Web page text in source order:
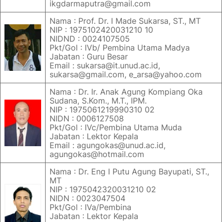
ikgdarmaputra@gmail.com
Nama : Prof. Dr. I Made Sukarsa, ST., MT
NIP : 1975102420031210 10
NIDND : 0024107505
Pkt/Gol : IVb/ Pembina Utama Madya
Jabatan : Guru Besar
Email : sukarsa@it.unud.ac.id,
sukarsa@gmail.com, e_arsa@yahoo.com
Nama : Dr. Ir. Anak Agung Kompiang Oka
Sudana, S.Kom., M.T., IPM.
NIP : 1975061219990310 02
NIDN : 0006127508
Pkt/Gol : IVc/Pembina Utama Muda
Jabatan : Lektor Kepala
Email : agungokas@unud.ac.id,
agungokas@hotmail.com
Nama : Dr. Eng I Putu Agung Bayupati, ST.,
MT
NIP : 1975042320031210 02
NIDN : 0023047504
Pkt/Gol : IVa/Pembina
Jabatan : Lektor Kepala